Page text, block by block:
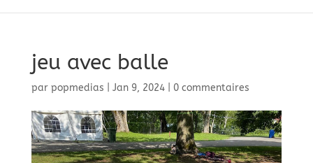
jeu avec balle
par popmedias Jan 9, 2024| 0 commentaires